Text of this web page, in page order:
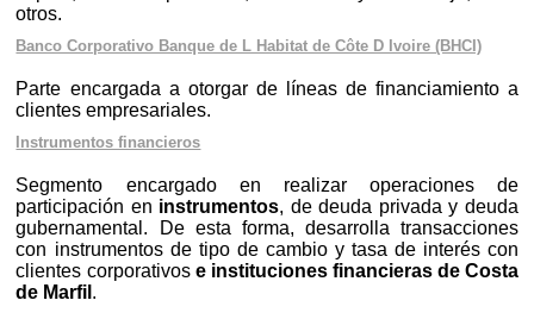
otros.
Banco Corporativo Banque de L Habitat de Côte D Ivoire (BHCI)
Parte encargada a otorgar de líneas de financiamiento a
clientes empresariales.
Instrumentos financieros
Segmento encargado en realizar operaciones de
participación en instrumentos, de deuda privada y deuda
gubernamental. De esta forma, desarrolla transacciones
con instrumentos de tipo de cambio y tasa de interés con
clientes corporativos e instituciones financieras de Costa
de Marfil .